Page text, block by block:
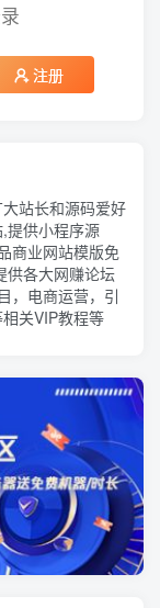
注册
注册
站长和源码爱好
提供小程序源
商业网站模版免
供各大网赚论坛
，电商运营，引
关VIP教程等